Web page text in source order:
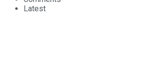
Latest